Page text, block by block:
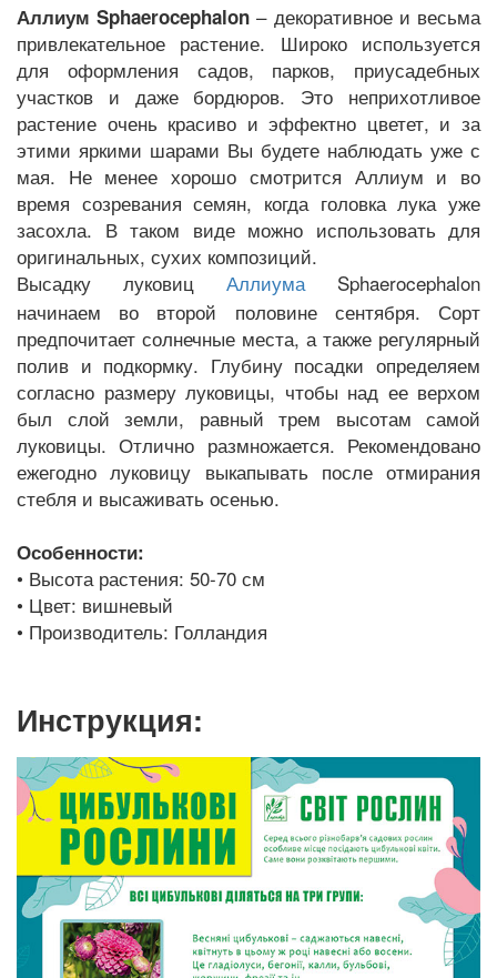
Аллиум Sphaerocephalon – декоративное и весьма
привлекательное растение. Широко используется
для оформления садов, парков, приусадебных
участков и даже бордюров. Это неприхотливое
растение очень красиво и эффектно цветет, и за
этими яркими шарами Вы будете наблюдать уже с
мая. Не менее хорошо смотрится Аллиум и во
время созревания семян, когда головка лука уже
засохла. В таком виде можно использовать для
оригинальных, сухих композиций.
Высадку луковиц
Аллиума
Sphaerocephalon
начинаем во второй половине сентября. Сорт
предпочитает солнечные места, а также регулярный
полив и подкормку. Глубину посадки определяем
согласно размеру луковицы, чтобы над ее верхом
был слой земли, равный трем высотам самой
луковицы. Отлично размножается. Рекомендовано
ежегодно луковицу выкапывать после отмирания
стебля и высаживать осенью.
Особенности:
• Высота растения: 50-70 см
• Цвет: вишневый
• Производитель: Голландия
Инструкция: